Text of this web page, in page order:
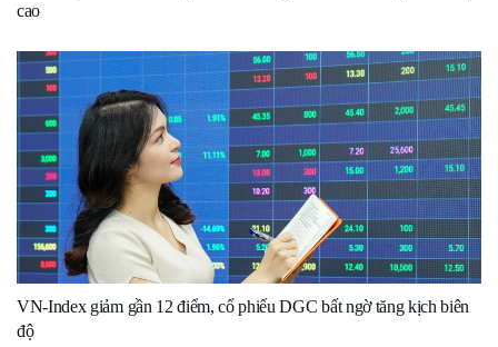
cao
VN-Index giảm gần 12 điểm, cổ phiếu DGC bất ngờ tăng kịch biên
độ